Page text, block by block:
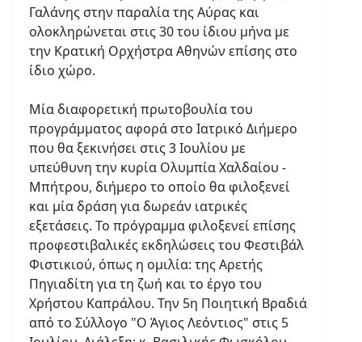
Γαλάνης στην παραλία της Αύρας και
ολοκληρώνεται στις 30 του ίδιου μήνα με
την Κρατική Ορχήστρα Αθηνών επίσης στο
ίδιο χώρο.
Μία διαφορετική πρωτοβουλία του
προγράμματος αφορά στο Ιατρικό Διήμερο
που θα ξεκινήσει στις 3 Ιουλίου με
υπεύθυνη την κυρία Ολυμπία Χαλδαίου -
Mπήτρου, διήμερο το οποίο θα φιλοξενεί
και μία δράση για δωρεάν ιατρικές
εξετάσεις. Το πρόγραμμα φιλοξενεί επίσης
προφεστιβαλικές εκδηλώσεις του Φεστιβάλ
Φιστικιού, όπως η ομιλία: της Αρετής
Πηγιαδίτη για τη ζωή και το έργο του
Χρήστου Καπράλου. Την 5η Ποιητική Βραδιά
από το Σύλλογο "Ο Άγιος Λεόντιος" στις 5